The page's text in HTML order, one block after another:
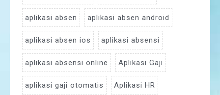
aplikasi absen aplikasi absen android
aplikasi absen ios aplikasi absensi
aplikasi absensi online Aplikasi Gaji
aplikasi gaji otomatis Aplikasi HR